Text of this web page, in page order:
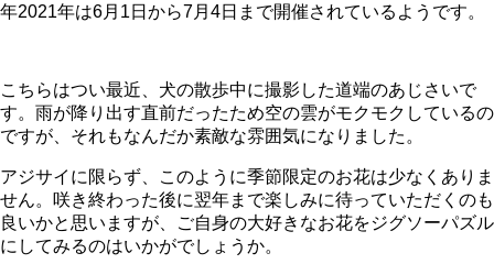
年2021年は6月1日から7月4日まで開催されているようです。
こちらはつい最近、犬の散歩中に撮影した道端のあじさいで
す。雨が降り出す直前だったため空の雲がモクモクしているの
ですが、それもなんだか素敵な雰囲気になりました。
アジサイに限らず、このように季節限定のお花は少なくありま
せん。咲き終わった後に翌年まで楽しみに待っていただくのも
良いかと思いますが、ご自身の大好きなお花をジグソーパズル
にしてみるのはいかがでしょうか。